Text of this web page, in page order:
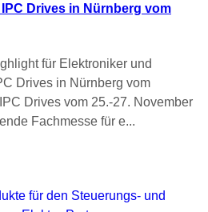
Drives in Nürnberg vom
für Elektroniker und
Drives in Nürnberg vom
Drives vom 25.-27. November
Fachmesse für e...